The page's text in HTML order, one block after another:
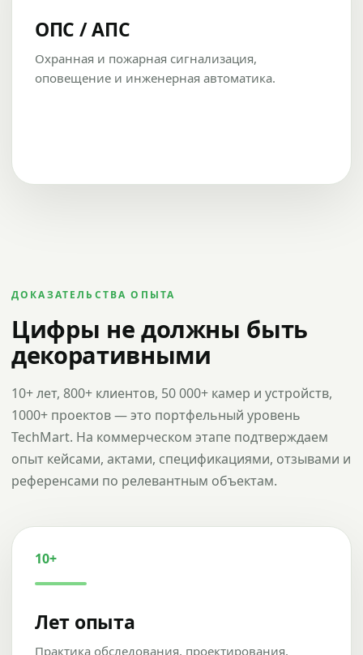
ОПС / АПС
Охранная и пожарная сигнализация,
оповещение и инженерная автоматика.
ДОКАЗАТЕЛЬСТВА ОПЫТА
Цифры не должны быть
декоративными
10+ лет, 800+ клиентов, 50 000+ камер и устройств,
1000+ проектов — это портфельный уровень
TechMart. На коммерческом этапе подтверждаем
опыт кейсами, актами, спецификациями, отзывами и
референсами по релевантным объектам.
10+
Лет опыта
Практика обследования, проектирования,